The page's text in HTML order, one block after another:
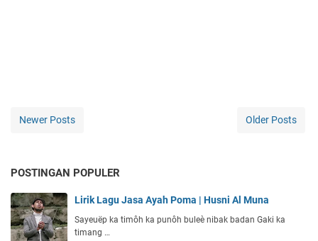
Newer Posts Older Posts
POSTINGAN POPULER
Lirik Lagu Jasa Ayah Poma | Husni Al Muna
Sayeuëp ka timôh ka punôh buleè nibak badan Gaki ka
timang …